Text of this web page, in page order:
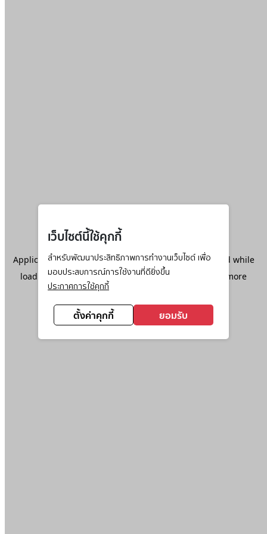
เว็บไซต์นี้ใช้คุกกี้
สำหรับพัฒนาประสิทธิภาพการทำงานเว็บไซต์ เพื่อ
มอบประสบการณ์การใช้งานที่ดียิ่งขึ้น
ประกาศการใช้คุกกี้
ตั้งค่าคุกกี้ ยอมรับ
Application error: aclient-side exception has occurred while
loadingwww.ktc.co.th(see the browser console
for more
information).